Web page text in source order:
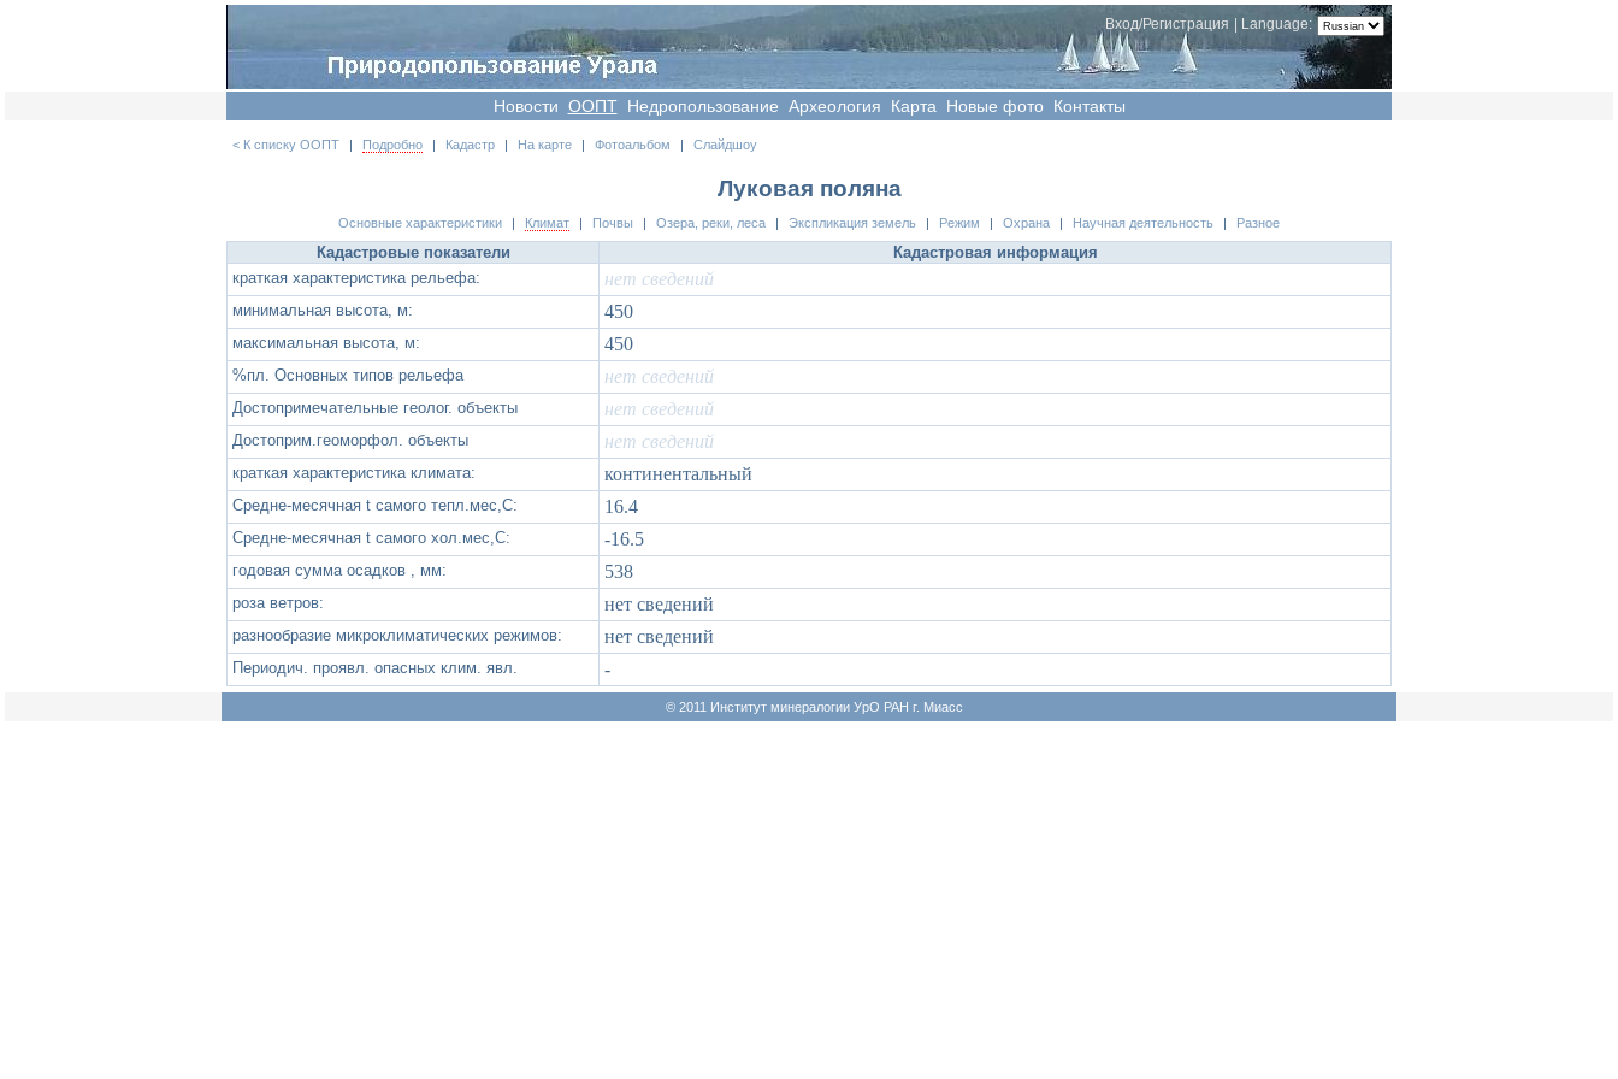
Language:
Вход/Регистрация
Новости OOПT Недропользование Археология Карта Новые фото Контакты
< К списку ООПТ | Подробно | Кадастр | На карте | Фотоальбом | Слайдшоу
Луковая поляна
Основные характеристики Климат Почвы Озера, реки, леса Экспликация земель Режим Охрана Научная деятельность Разное
Кадастровые показатели
Кадастровая информация
краткая характеристика рельефа:
нет сведений
минимальная высота, м: 450
максимальная высота, м: 450
%пл. Основных типов рельефа нет сведений
Достопримечательные геолог. объекты нет сведений
Достоприм.геоморфол. объекты нет сведений
краткая характеристика климата: континентальный
Средне-месячная t самого тепл.мес,С: 16.4
Средне-месячная t самого хол.мес,С: -16.5
годовая сумма осадков , мм: 538
роза ветров: нет сведений
разнообразие микроклиматических режимов: нет сведений
Периодич. проявл. опасных клим. явл. -
© 2011 Институт минералогии УрО РАН г. Миасс